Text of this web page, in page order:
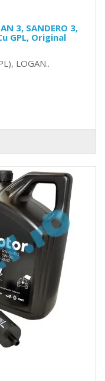
3, SANDERO 3,
GPL, Original
LOGAN..